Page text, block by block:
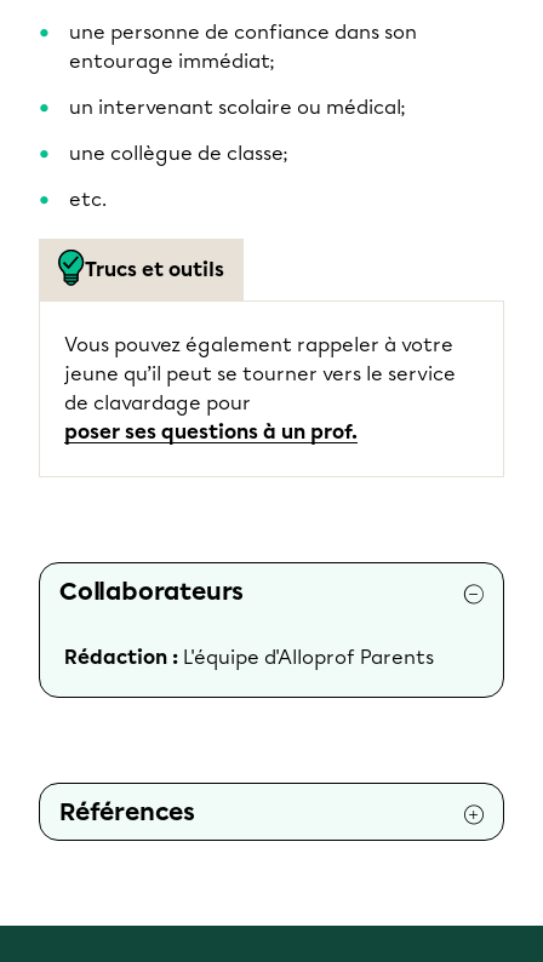
une personne de confiance dans son
entourage immédiat;
un intervenant scolaire ou médical;
une collègue de classe;
etc.
Trucs et outils
Vous pouvez également rappeler à votre
jeune qu’il peut se tourner vers le service
de clavardage pour
poser ses questions à un prof.
Collaborateurs
Rédaction : L'équipe d'Alloprof Parents
Références